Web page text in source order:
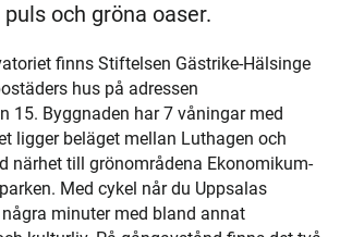
och gröna oaser.
finns Stiftelsen Gästrike-Hälsinge
hus på adressen
15. Byggnaden har 7 våningar med
ligger beläget mellan Luthagen och
närhet till grönområdena Ekonomikum-
Med cykel når du Uppsalas
minuter med bland annat